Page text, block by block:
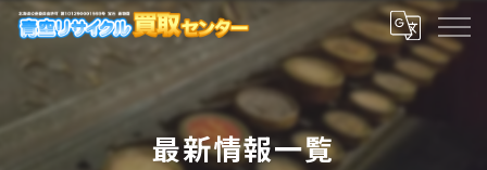
最新情報一覧